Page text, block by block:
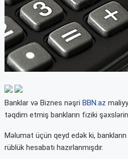
Banklar və Biznes nəşri BBN.az
təqdim etmiş bankların fiziki
Məlumat üçün qeyd edək ki,
rüblük hesabatı hazırlanmışdır.